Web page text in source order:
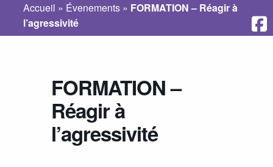
Accueil » Évenements » FORMATION – Réagir à
l’agressivité
FORMATION –
Réagir à
l’agressivité